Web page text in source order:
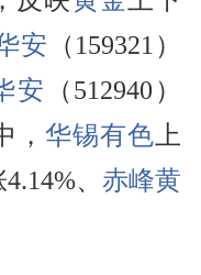
安 （159321）
安
（512940）
，华锡有色上
、赤峰黄